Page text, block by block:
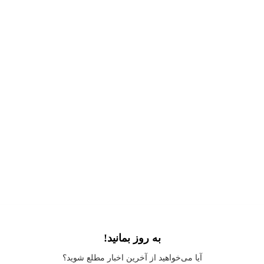
Application error: a client
-side exception has occurred while loading
به روز بمانید!
آیا می‌خواهید از آخرین اخبار مطلع شوید؟